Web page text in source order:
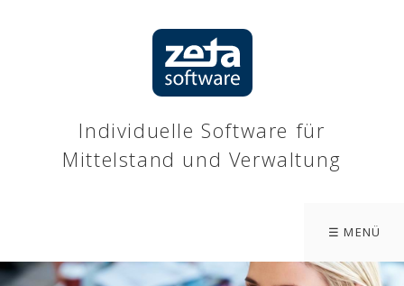
Individuelle Software für
Mittelstand und Verwaltung
☰ MENÜ